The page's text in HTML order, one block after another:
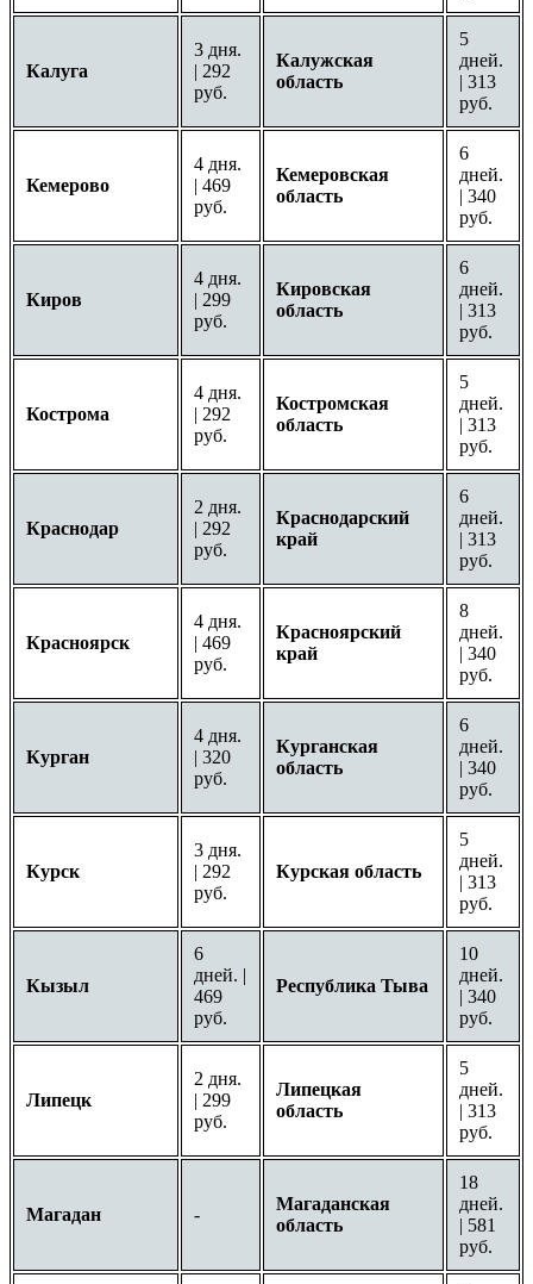
Калуга
3 дня.
| 292
руб.
Калужская
область
5
дней.
| 313
руб.
Кемерово
4 дня.
| 469
руб.
Кемеровская
область
6
дней.
| 340
руб.
Киров
4 дня.
| 299
руб.
Кировская
область
6
дней.
| 313
руб.
Кострома
4 дня.
| 292
руб.
Костромская
область
5
дней.
| 313
руб.
Краснодар
2 дня.
| 292
руб.
Краснодарский
край
6
дней.
| 313
руб.
Красноярск
4 дня.
| 469
руб.
Красноярский
край
8
дней.
| 340
руб.
Курган
4 дня.
| 320
руб.
Курганская
область
6
дней.
| 340
руб.
Курск
3 дня.
| 292
руб.
Курская область
5
дней.
| 313
руб.
Кызыл
6
дней. |
469
руб.
Республика Тыва
10
дней.
| 340
руб.
Липецк
2 дня.
| 299
руб.
Липецкая
область
5
дней.
| 313
руб.
Магадан -
Магаданская
область
18
дней.
| 581
руб.